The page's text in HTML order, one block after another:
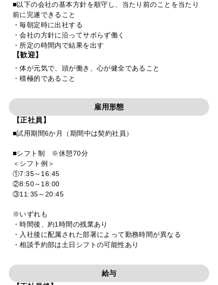
■以下の会社の基本方針を順守し、当たり前のことを当たり
前に完遂できること
・毎朝定時に出社する
・会社の方針に沿ってサボらず働く
・所定の時間内で結果を出す
【歓迎】
・体が元気で、頭が働き、心が健全であること
・積極的であること
雇用形態
【正社員】
■試用期間6か月（期間中は契約社員）
■シフト制 ※休憩70分
＜シフト例＞
①7:35～16:45
②8:50～18:00
③11:35～20:45
※いずれも
・時間後、約1時間の残業あり
・入社後に配属された部署によって勤務時間が異なる
・相談予約部は土日シフトの可能性あり
給与